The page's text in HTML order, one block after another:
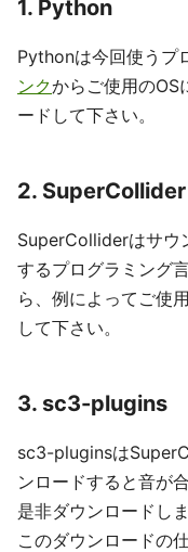
1. Python
Pythonは今回使うプ
ンクからご使用のOS
ードして下さい。
2. SuperCollider
SuperColliderはサウ
するプログラミング
ら、例によってご使
して下さい。
3. sc3-plugins
sc3-pluginsは
ンロードすると音が
是非ダウンロードしま
このダウンロードの